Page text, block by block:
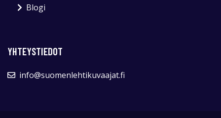
Blogi
YHTEYSTIEDOT
info@suomenlehtikuvaajat.fi